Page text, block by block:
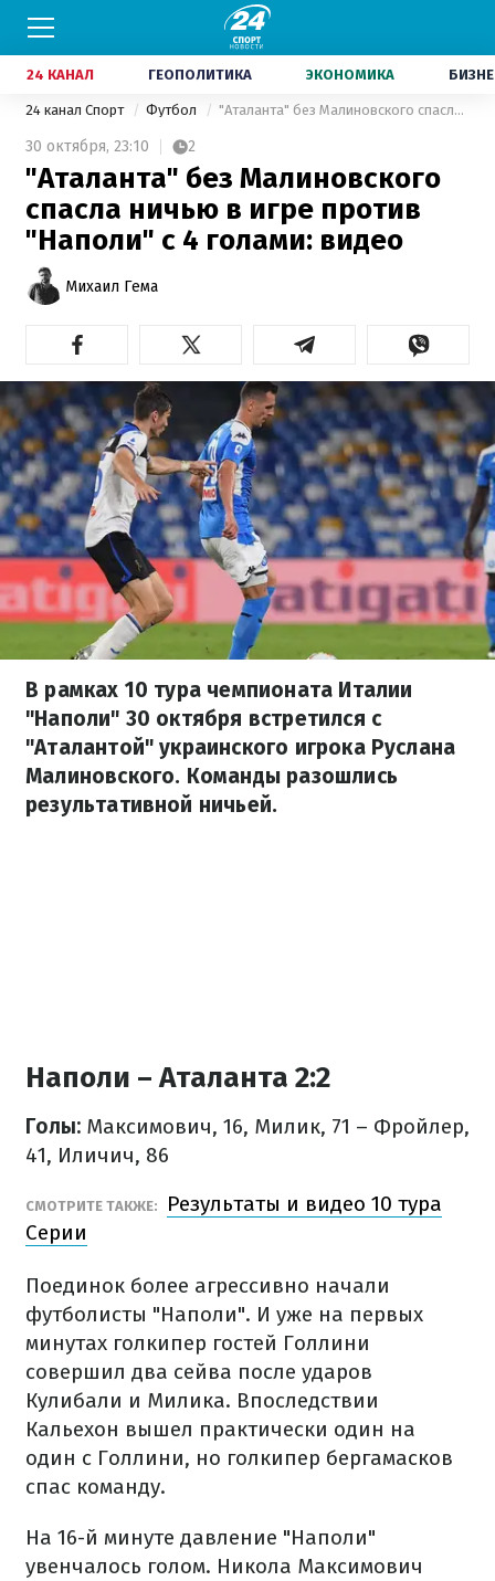
24 КАНАЛ ГЕОПОЛИТИКА ЭКОНОМИКА
24 канал Спорт Футбол "Аталанта" без Малиновского спасла ничью в игре против "Наполи" с 4 голами: видео
30 октября, 23:10 2
"Аталанта" без Малиновского
спасла ничью в игре против
"Наполи" с 4 голами: видео
Михаил Гема
В рамках 10 тура чемпионата Италии
"Наполи" 30 октября встретился с
"Аталантой" украинского игрока Руслана
Малиновского. Команды разошлись
результативной ничьей.
Наполи – Аталанта 2:2
Голы: Максимович, 16, Милик, 71 – Фройлер,
41, Иличич, 86
СМОТРИТЕ ТАКЖЕ:
Результаты и видео 10 тура
Серии
Поединок более агрессивно начали
футболисты "Наполи". И уже на первых
минутах голкипер гостей Голлини
совершил два сейва после ударов
Кулибали и Милика. Впоследствии
Кальехон вышел практически один на
один с Голлини, но голкипер бергамасков
спас команду.
На 16-й минуте давление "Наполи"
увенчалось голом. Никола Максимович